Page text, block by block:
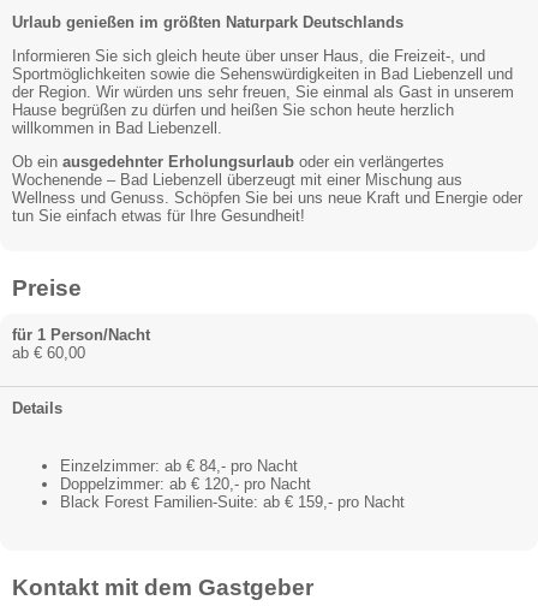
Urlaub genießen im größten Naturpark Deutschlands
Informieren Sie sich gleich heute über unser Haus, die Freizeit-, und
Sportmöglichkeiten sowie die Sehenswürdigkeiten in Bad Liebenzell und
der Region. Wir würden uns sehr freuen, Sie einmal als Gast in unserem
Hause begrüßen zu dürfen und heißen Sie schon heute herzlich
willkommen in Bad Liebenzell.
Ob ein ausgedehnter Erholungsurlaub oder ein verlängertes
Wochenende – Bad Liebenzell überzeugt mit einer Mischung aus
Wellness und Genuss. Schöpfen Sie bei uns neue Kraft und Energie oder
tun Sie einfach etwas für Ihre Gesundheit!
Preise
für 1 Person/Nacht
ab € 60,00
Details
Einzelzimmer: ab € 84,- pro Nacht
Doppelzimmer: ab € 120,- pro Nacht
Black Forest Familien-Suite: ab € 159,- pro Nacht
Kontakt mit dem Gastgeber